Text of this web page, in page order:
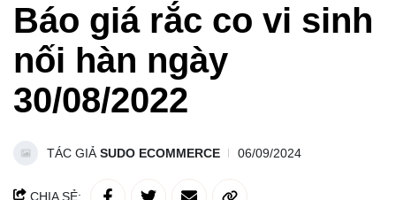
Báo giá rắc co vi sinh
nối hàn ngày
30/08/2022
TÁC GIẢ SUDO ECOMMERCE 06/09/2024
CHIA SẺ: